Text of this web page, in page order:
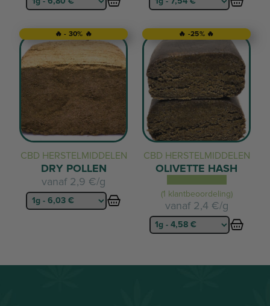
🔥 - 30% 🔥
CBD HERSTELMIDDELEN
DRY POLLEN
vanaf 2,9 €/g
🔥 -25% 🔥
CBD HERSTELMIDDELEN
OLIVETTE HASH
(1 klantbeoordeling)
vanaf 2,4 €/g